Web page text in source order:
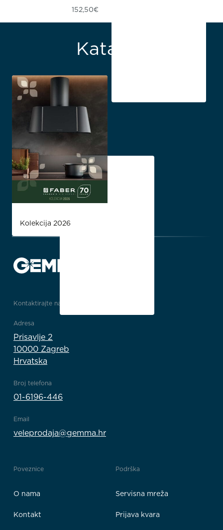
152,50€
Katalozi
Kolekcija 2026
Kontaktirajte nas
Adresa
Prisavlje 2
10000 Zagreb
Hrvatska
Broj telefona
01-6196-446
Email
veleprodaja@gemma.hr
Poveznice
O nama
Kontakt
Podrška
Servisna mreža
Prijava kvara